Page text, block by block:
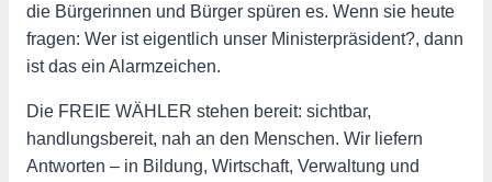
die Bürgerinnen und Bürger spüren es. Wenn sie heute
fragen: Wer ist eigentlich unser Ministerpräsident?, dann
ist das ein Alarmzeichen.
Die FREIE WÄHLER stehen bereit: sichtbar,
handlungsbereit, nah an den Menschen. Wir liefern
Antworten – in Bildung, Wirtschaft, Verwaltung und